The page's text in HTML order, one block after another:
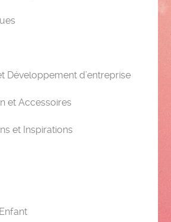
Développement d’entreprise
et Accessoires
et Inspirations